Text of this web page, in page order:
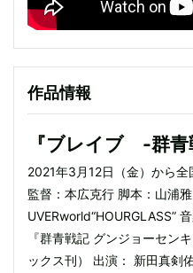
作品情報
『ブレイブ -群青
2021年3月12日（金）から全
監督：本広克行 脚本：山浦
UVERworld“HOURGLASS”
『群青戦記 グンジョーセン
ックス刊） 出演： 新田真剣